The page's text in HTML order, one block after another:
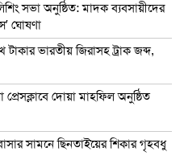
সভা অনুষ্ঠিত: মাদক ব্যবসায়ীদের
ঘোষণা
ভারতীয় জিরাসহ ট্রাক জব্দ,
দোয়া মাহফিল অনুষ্ঠিত
সামনে ছিনতাইয়ের শিকার গৃহবধু